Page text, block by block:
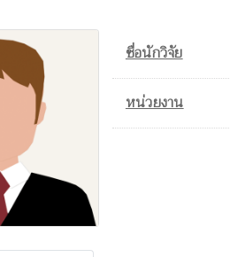
ชื่อนักวิจัย
หน่วยงาน